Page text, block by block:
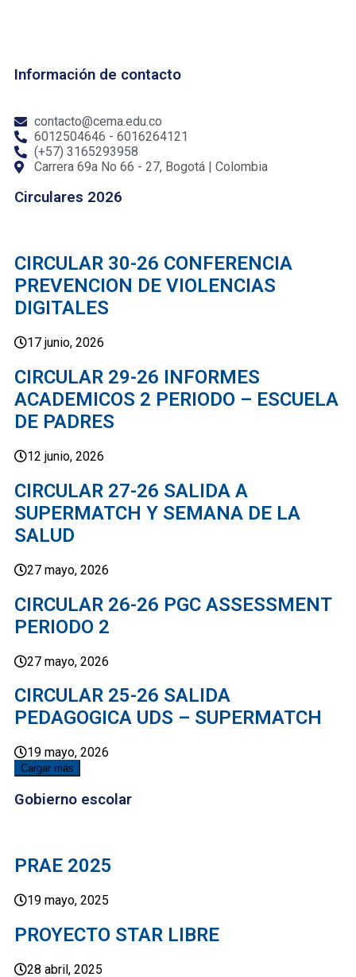
Información de contacto
contacto@cema.edu.co
6012504646 - 6016264121
(+57) 3165293958
Carrera 69a No 66 - 27, Bogotá | Colombia
Circulares 2026
CIRCULAR 30-26 CONFERENCIA
PREVENCION DE VIOLENCIAS
DIGITALES
17 junio, 2026
CIRCULAR 29-26 INFORMES
ACADEMICOS 2 PERIODO – ESCUELA
DE PADRES
12 junio, 2026
CIRCULAR 27-26 SALIDA A
SUPERMATCH Y SEMANA DE LA
SALUD
27 mayo, 2026
CIRCULAR 26-26 PGC ASSESSMENT
PERIODO 2
27 mayo, 2026
CIRCULAR 25-26 SALIDA
PEDAGOGICA UDS – SUPERMATCH
19 mayo, 2026
Cargar más
Gobierno escolar
PRAE 2025
19 mayo, 2025
PROYECTO STAR LIBRE
28 abril, 2025